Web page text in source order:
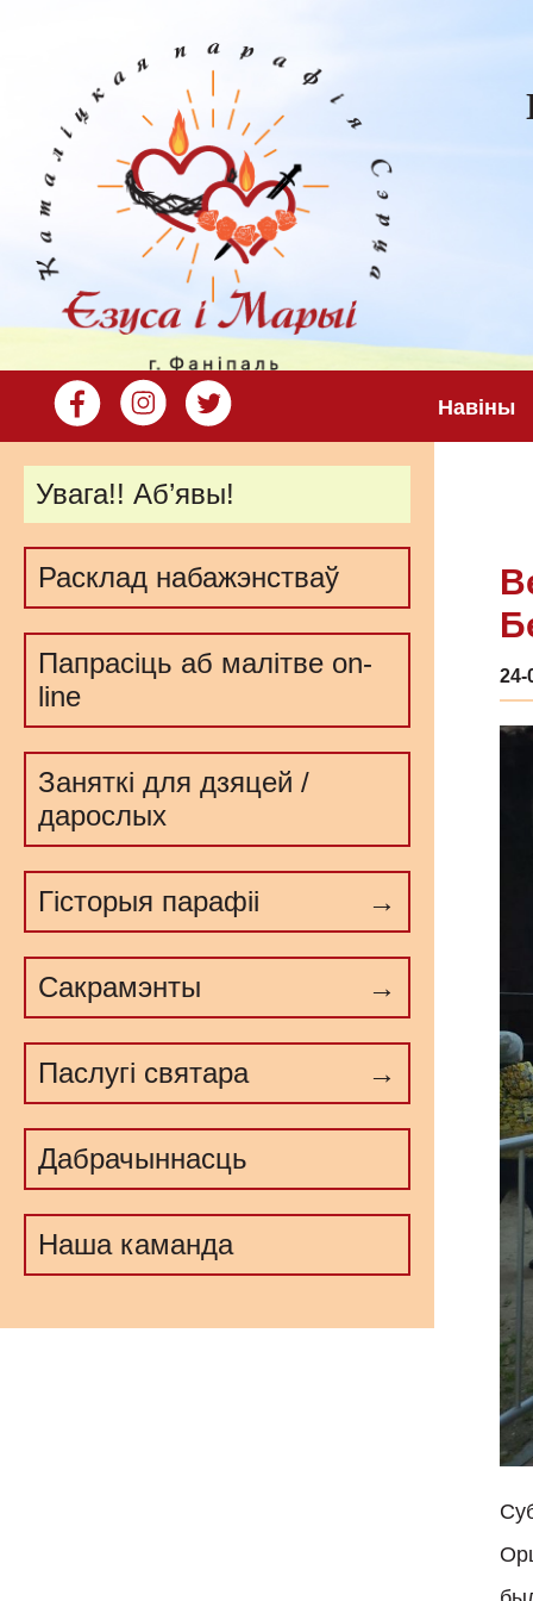
Навіны
Увага!! Аб’явы!
Расклад набажэнстваў
Папрасіць аб малітве on-
line
Заняткі для дзяцей /
дарослых
Гісторыя парафіі
Сакрамэнты
Паслугі cвятара
Дабрачыннасць
Наша каманда
24-